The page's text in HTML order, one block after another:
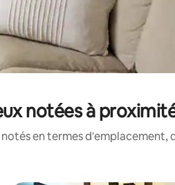
notées à
en termes